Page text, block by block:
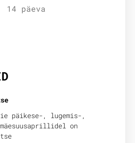
14 päeva
päikese-, lugemis-,
on